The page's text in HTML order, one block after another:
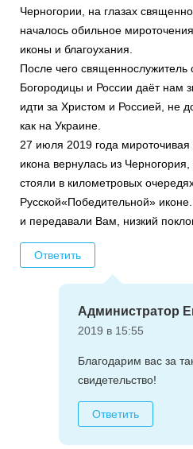
Черногории, на глазах
началось обильное
иконы и благоухания.
После чего священнослужитель
Богородицы и России даёт нам
идти за Христом и Россией, не
как на Украине.
27 июля 2019 года
икона вернулась из
стояли в километровых
Русской«Победительной»
и передавали Вам, низкий
Ответить
Администратор
2019 в 15:55
Благодарим вас за
свидетельство!
Ответить